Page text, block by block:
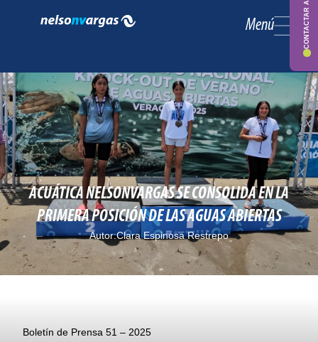
Menú
ACUÁTICA NELSONVARGAS SE CONSOLIDA EN LA
PRIMERA POSICIÓN DE LAS AGUAS ABIERTAS
Autor:Clara Espinosa Restrepo
Boletín de Prensa 51 – 2025